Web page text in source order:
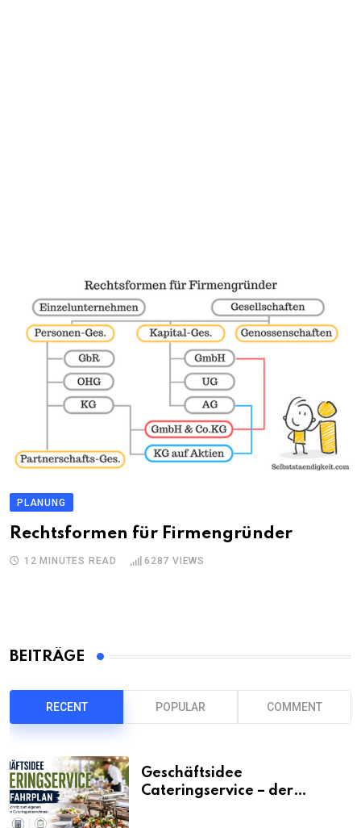
PLANUNG
Rechtsformen für Firmengründer
12 MINUTES READ 6287 VIEWS
BEITRÄGE
RECENT POPULAR COMMENT
Geschäftsidee
Cateringservice – der